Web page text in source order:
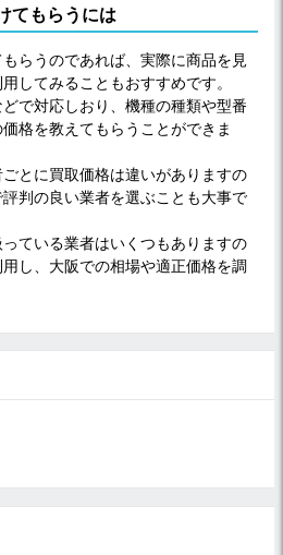
てもらうには
らうのであれば、実際に商品を見
してみることもおすすめです。
で対応しおり、機種の種類や型番
格を教えてもらうことができま
とに買取価格は違いがありますの
判の良い業者を選ぶことも大事で
ている業者はいくつもありますの
し、大阪での相場や適正価格を調